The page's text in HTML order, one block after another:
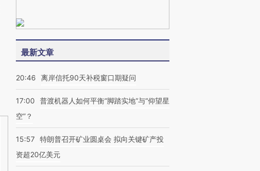
最新文章
20:46 离岸信托90天补税窗口期疑问
17:00
普渡机器人如何平衡“脚踏实地”与“仰望星
空”？
15:57 特朗普召开矿业圆桌会 拟向关键矿产投
资超20亿美元